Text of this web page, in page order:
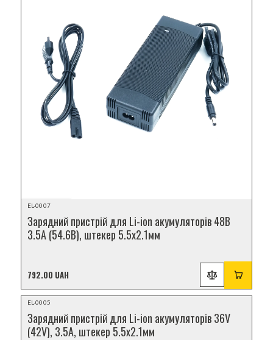
НОВИНКА
EL-0007
Зарядний пристрій для Li-ion акумуляторів 48В
3.5А (54.6В), штекер 5.5x2.1мм
792.00 UAH
НОВИНКА
EL-0005
Зарядний пристрій для Li-ion акумуляторів 36V
(42V), 3.5A, штекер 5.5x2.1мм